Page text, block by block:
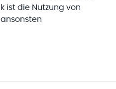
ist die Nutzung von